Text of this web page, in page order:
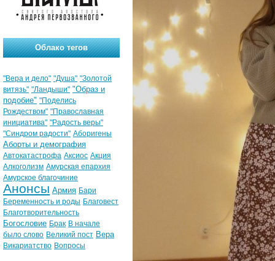
Облако тегов
"Вера и дело" "Душа" "Золотой
витязь" "Ландыши" "Образ и
подобие" "Поделись
Рождеством" "Православная
инициатива" "Радость веры"
"Синдром радости" Аборигены
Аборты и демография
Автокатастрофа Аксиос Акция
Алкоголизм Амурская епархия
Амурское благочиние
Анонсы Армия Бари
Беременность и роды Благовест
Благотворительность
Богословие Брак В начале
было слово Великий пост Вера
Викариатство Вопросы